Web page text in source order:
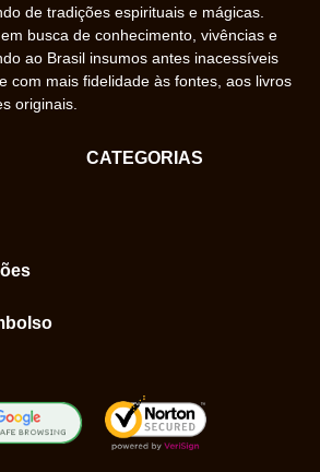
de tradições espirituais e mágicas.
busca de conhecimento, vivências e
ao Brasil insumos antes inacessíveis
com mais fidelidade às fontes, aos livros
originais.
CATEGORIAS